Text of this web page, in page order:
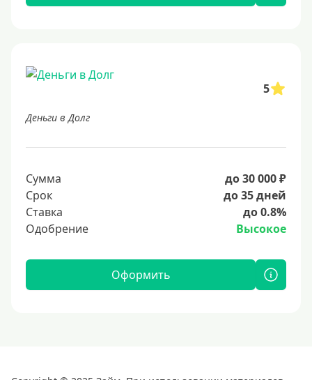
5
Деньги в Долг
Сумма
до 30 000 ₽
Срок
до 35 дней
Ставка
до 0.8%
Одобрение
Высокое
Оформить